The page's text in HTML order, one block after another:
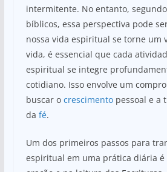
intermitente. No entanto,
bíblicos, essa perspectiva pode
nossa vida espiritual se torne um
vida, é essencial que cada
espiritual se integre
cotidiano. Isso envolve um
buscar o crescimentopessoal e a
da fé.
Um dos primeiros passos para
espiritual em uma prática diária é